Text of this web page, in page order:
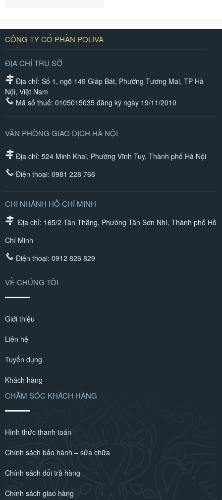
CÔNG TY CỔ PHẦN POLIVA
ĐỊA CHỈ TRỤ SỞ
Địa chỉ: Số 1, ngõ 149 Giáp Bát, Phường Tương Mai, TP Hà
Nội, Việt Nam
Mã số thuế: 0105015035 đăng ký ngày 19/11/2010
VĂN PHÒNG GIAO DỊCH HÀ NỘI
Địa chỉ: 524 Minh Khai, Phường Vĩnh Tuy, Thành phố Hà Nội
Điện thoại: 0981 228 766
CHI NHÁNH HỒ CHÍ MINH
Địa chỉ: 165/2 Tân Thắng, Phường Tân Sơn Nhì, Thành phố Hồ
Chí Minh
Điện thoại: 0912 826 829
VỀ CHÚNG TÔI
Giới thiệu
Liên hệ
Tuyển dụng
Khách hàng
CHĂM SÓC KHÁCH HÀNG
Hình thức thanh toán
Chính sách bảo hành – sửa chữa
Chính sách đổi trả hàng
Chính sách giao hàng